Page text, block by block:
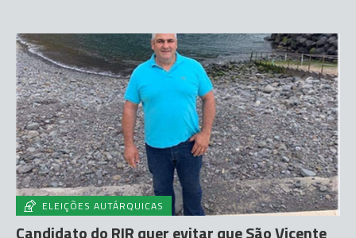
ELEIÇÕES AUTÁRQUICAS
Candidato do RIR quer evitar que São Vicente